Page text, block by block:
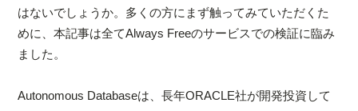
はないでしょうか。多くの方にまず触ってみていただくた
めに、本記事は全てAlways Freeのサービスでの検証に臨み
ました。
Autonomous Databaseは、長年ORACLE社が開発投資して